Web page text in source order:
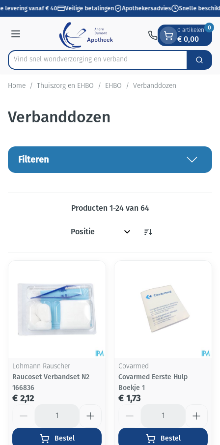
Ga naar de inhoud
1 van 1vanaf € 40 Veilige betalingen Apothekersadvies Snelle
Menu
Product, merk, categorie...
Vind snel wondverzorging en verband Zoek
0 artikelen
€ 0,00
0
Home / Thuiszorg en EHBO / EHBO / Verbanddozen
Verbanddozen
Filteren
Producten 1-24van 64
Sorteer op:
Lohmann Rauscher
Raucoset Verbandset N2
166836
€ 2,12
Bestel
Covarmed
Covarmed Eerste Hulp
Boekje 1
€ 1,73
Bestel